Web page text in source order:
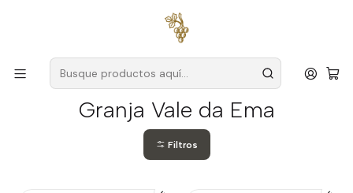
para pedidos superiores a
Productores Interior de Beira Granja Vale da Ema
Granja Vale da Ema
Filtros